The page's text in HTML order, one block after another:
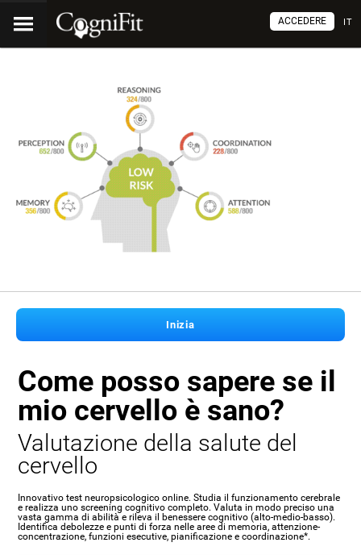
IT
ACCEDERE
Inizia
Come posso sapere se il
mio cervello è sano?
Valutazione della salute del
cervello
Innovativo test neuropsicologico online. Studia il funzionamento cerebrale
e realizza uno screening cognitivo completo. Valuta in modo preciso una
vasta gamma di abilità e rileva il benessere cognitivo (alto-medio-basso).
Identifica debolezze e punti di forza nelle aree di memoria, attenzione-
concentrazione, funzioni esecutive, pianificazione e coordinazione*.